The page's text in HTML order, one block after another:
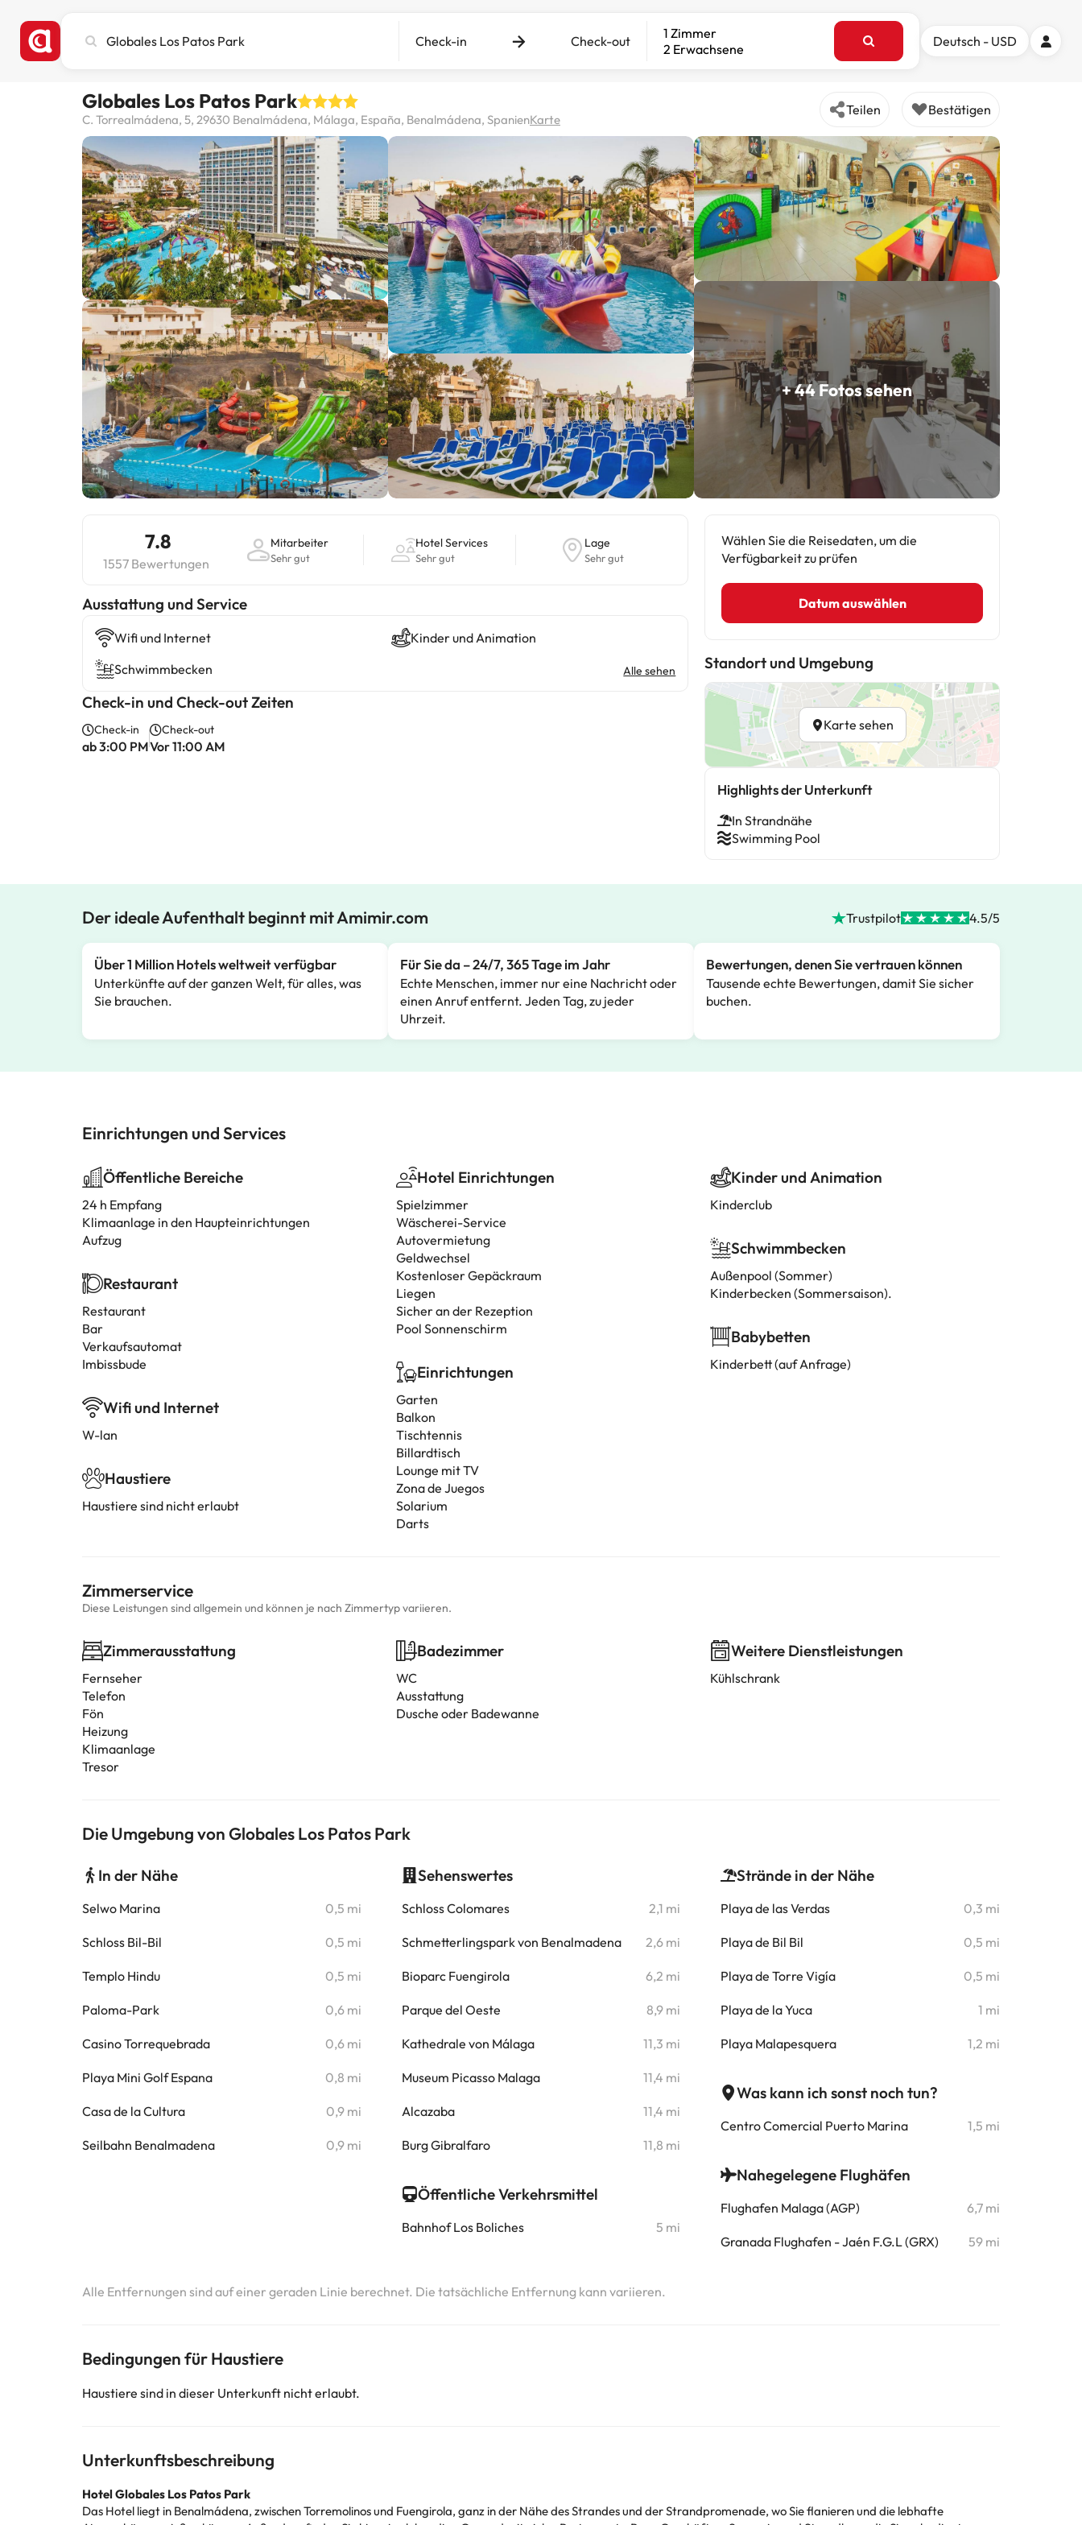
Hotel
eingeben
Check-in Check-out
1 Zimmer
2 Erwachsene
Deutsch - USD
Globales Los Patos Park
C. Torrealmádena, 5, 29630 Benalmádena, Málaga, España, Benalmádena, SpanienKarte
Teilen Bestätigen
+ 44 Fotos sehen
7.8
1557 Bewertungen
Mitarbeiter
Sehr gut
Hotel Services
Sehr gut
Lage
Sehr gut
​Ausstattung und Service
Wifi und Internet
Kinder und Animation
Schwimmbecken
Alle sehen
Check-in und Check-out Zeiten
Check-in
ab 3:00 PM
Check-out
Vor 11:00 AM
Wählen Sie die Reisedaten, um die
Verfügbarkeit zu prüfen
Datum auswählen
Standort und Umgebung
Karte sehen
Highlights der Unterkunft
In Strandnähe
Swimming Pool
Der ideale Aufenthalt beginnt mit Amimir.com Trustpilot 4.5/5
Über 1 Million Hotels weltweit verfügbar
Unterkünfte auf der ganzen Welt, für alles, was
Sie brauchen.
Für Sie da – 24/7, 365 Tage im Jahr
Echte Menschen, immer nur eine Nachricht oder
einen Anruf entfernt. Jeden Tag, zu jeder
Uhrzeit.
Bewertungen, denen Sie vertrauen können
Tausende echte Bewertungen, damit Sie sicher
buchen.
Einrichtungen und Services
Öffentliche Bereiche
24 h Empfang
Klimaanlage in den Haupteinrichtungen
Aufzug
Restaurant
Restaurant
Bar
Verkaufsautomat
Imbissbude
Wifi und Internet
W-lan
Haustiere
Haustiere sind nicht erlaubt
Hotel Einrichtungen
Spielzimmer
Wäscherei-Service
Autovermietung
Geldwechsel
Kostenloser Gepäckraum
Liegen
Sicher an der Rezeption
Pool Sonnenschirm
Einrichtungen
Garten
Balkon
Tischtennis
Billardtisch
Lounge mit TV
Zona de Juegos
Solarium
Darts
Kinder und Animation
Kinderclub
Schwimmbecken
Außenpool (Sommer)
Kinderbecken (Sommersaison).
Babybetten
Kinderbett (auf Anfrage)
Zimmerservice
Diese Leistungen sind allgemein und können je nach Zimmertyp variieren.
Zimmerausstattung
Fernseher
Telefon
Fön
Heizung
Klimaanlage
Tresor
Badezimmer
WC
Ausstattung
Dusche oder Badewanne
Weitere Dienstleistungen
Kühlschrank
Die Umgebung von Globales Los Patos Park
In der Nähe
Selwo Marina 0,5 mi
Schloss Bil-Bil 0,5 mi
Templo Hindu 0,5 mi
Paloma-Park 0,6 mi
Casino Torrequebrada 0,6 mi
Playa Mini Golf Espana 0,8 mi
Casa de la Cultura 0,9 mi
Seilbahn Benalmadena 0,9 mi
Sehenswertes
Schloss Colomares 2,1 mi
Schmetterlingspark von Benalmadena 2,6 mi
Bioparc Fuengirola 6,2 mi
Parque del Oeste 8,9 mi
Kathedrale von Málaga 11,3 mi
Museum Picasso Malaga 11,4 mi
Alcazaba 11,4 mi
Burg Gibralfaro 11,8 mi
Öffentliche Verkehrsmittel
Bahnhof Los Boliches 5 mi
Strände in der Nähe
Playa de las Verdas 0,3 mi
Playa de Bil Bil 0,5 mi
Playa de Torre Vigía 0,5 mi
Playa de la Yuca 1 mi
Playa Malapesquera 1,2 mi
Was kann ich sonst noch tun?
Centro Comercial Puerto Marina 1,5 mi
Nahegelegene Flughäfen
Flughafen Malaga (AGP) 6,7 mi
Granada Flughafen - Jaén F.G.L (GRX) 59 mi
Alle Entfernungen sind auf einer geraden Linie berechnet. Die tatsächliche Entfernung kann variieren.
Bedingungen für Haustiere
Haustiere sind in dieser Unterkunft nicht erlaubt.
Unterkunftsbeschreibung
Hotel Globales Los Patos Park
Das Hotel liegt in Benalmádena, zwischen Torremolinos und Fuengirola, ganz in der Nähe des Strandes und der Strandpromenade, wo Sie flanieren und die lebhafte